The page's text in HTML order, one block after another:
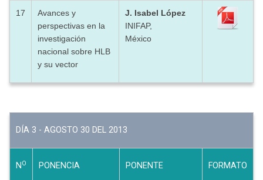
17
Avances y
perspectivas en la
investigación
nacional sobre HLB
y su vector
J. Isabel López
INIFAP,
México
DÍA 3 - AGOSTO 30 DEL 2013
N O PONENCIA PONENTE FORMATO